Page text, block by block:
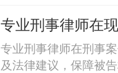
专业刑事律师在
专业刑事律师在刑事
及法律建议，保障被